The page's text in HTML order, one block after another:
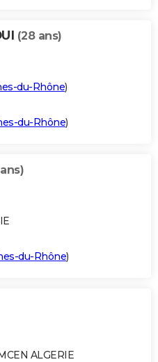
(28 ans)
du-Rhône)
du-Rhône)
du-Rhône)
ALGERIE